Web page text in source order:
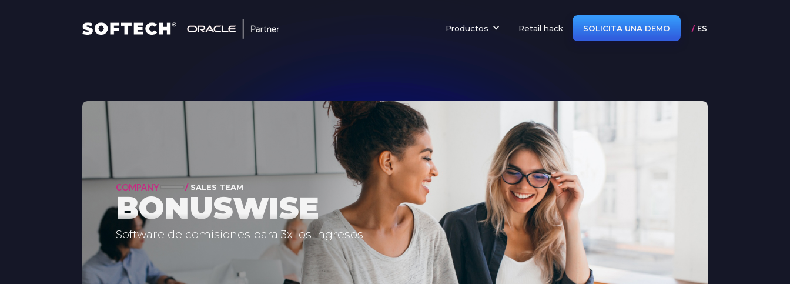
COMPANY / SALES TEAM
BONUSWISE
Software de comisiones para 3x los ingresos
Productos Retail hack SOLICITA UNA DEMO / ES